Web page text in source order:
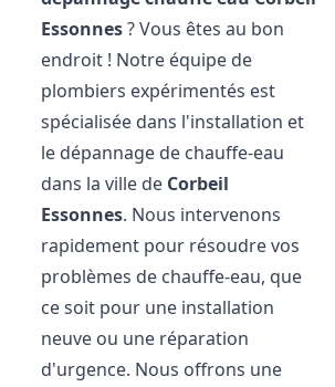
Essonnes? Vous êtes au bon
endroit ! Notre équipe de
plombiers expérimentés est
spécialisée dans l'installation et
le dépannage de chauffe-eau
dans la ville de Corbeil
Essonnes. Nous intervenons
rapidement pour résoudre vos
problèmes de chauffe-eau, que
ce soit pour une installation
neuve ou une réparation
d'urgence. Nous offrons une